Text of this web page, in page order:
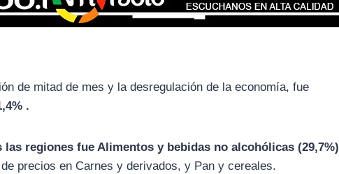
de mitad de mes y la desregulación de la economía, fue
% .
regiones fue Alimentos y bebidas no alcohólicas (29,7%)
precios en Carnes y derivados, y Pan y cereales.